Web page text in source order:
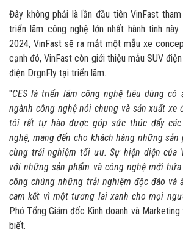
Đây không phải là lần đầu tiên VinFast
triển lãm công nghệ lớn nhất hành tinh
2024, VinFast sẽ ra mắt một mẫu xe
cạnh đó, VinFast còn giới thiệu mẫu SUV
điện DrgnFly tại triển lãm.
"CES là triển lãm công nghệ tiêu dùng có
ngành công nghệ nói chung và sản xuất xe
tôi rất tự hào được góp sức thúc đẩy
nghệ, mang đến cho khách hàng những
cùng trải nghiệm tối ưu. Sự hiện diện của
với những sản phẩm và công nghệ mới
công chúng những trải nghiệm độc đáo và
cam kết vì một tương lai xanh cho mọi
Phó Tổng Giám đốc Kinh doanh và
biết.